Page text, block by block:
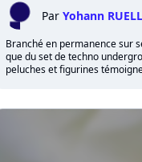
Par Yohann
Branché en permanence sur
que du set de techno
peluches et figurines